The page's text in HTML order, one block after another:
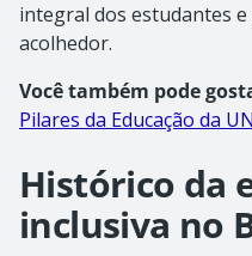
integral dos estudantes
acolhedor.
Você também pode
Pilares da Educação da
Histórico da
inclusiva no